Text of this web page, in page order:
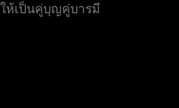
ห้เป็นคู่บุญคู่บารมี